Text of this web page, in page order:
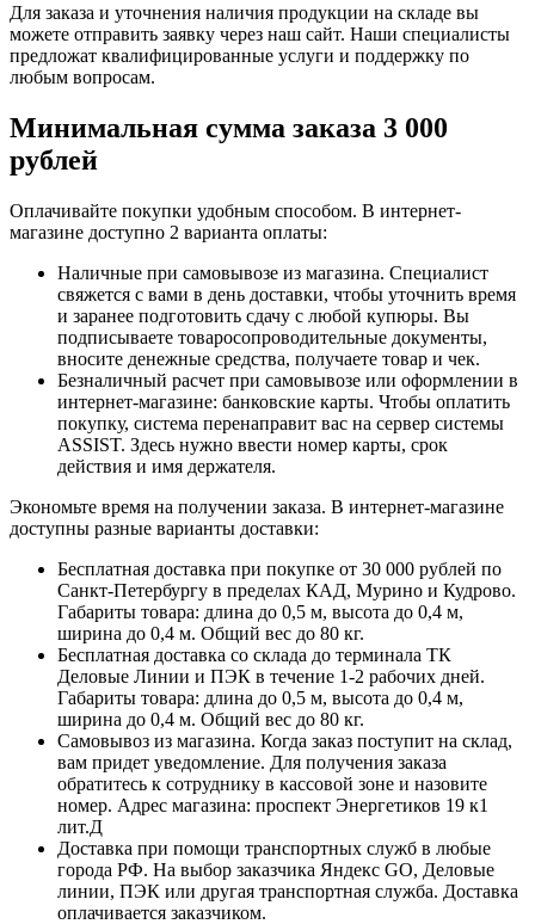
Для заказа и уточнения наличия продукции на складе вы
можете отправить заявку через наш сайт. Наши специалисты
предложат квалифицированные услуги и поддержку по
любым вопросам.
Минимальная сумма заказа 3 000
рублей
Оплачивайте покупки удобным способом. В интернет-
магазине доступно 2 варианта оплаты:
Наличные при самовывозе из магазина. Специалист
свяжется с вами в день доставки, чтобы уточнить время
и заранее подготовить сдачу с любой купюры. Вы
подписываете товаросопроводительные документы,
вносите денежные средства, получаете товар и чек.
Безналичный расчет при самовывозе или оформлении в
интернет-магазине: банковские карты. Чтобы оплатить
покупку, система перенаправит вас на сервер системы
ASSIST. Здесь нужно ввести номер карты, срок
действия и имя держателя.
Экономьте время на получении заказа. В интернет-магазине
доступны разные варианты доставки:
Бесплатная доставка при покупке от 30 000 рублей по
Санкт-Петербургу в пределах КАД, Мурино и Кудрово.
Габариты товара: длина до 0,5 м, высота до 0,4 м,
ширина до 0,4 м. Общий вес до 80 кг.
Бесплатная доставка со склада до терминала ТК
Деловые Линии и ПЭК в течение 1-2 рабочих дней.
Габариты товара: длина до 0,5 м, высота до 0,4 м,
ширина до 0,4 м. Общий вес до 80 кг.
Самовывоз из магазина. Когда заказ поступит на склад,
вам придет уведомление. Для получения заказа
обратитесь к сотруднику в кассовой зоне и назовите
номер. Адрес магазина: проспект Энергетиков 19 к1
лит.Д
Доставка при помощи транспортных служб в любые
города РФ. На выбор заказчика Яндекс GO, Деловые
линии, ПЭК или другая транспортная служба. Доставка
оплачивается заказчиком.